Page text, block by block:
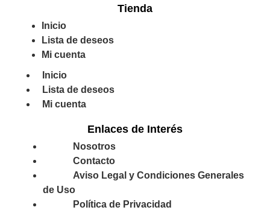
Tienda
Inicio
Lista de deseos
Mi cuenta
Inicio
Lista de deseos
Mi cuenta
Enlaces de Interés
Nosotros
Contacto
Aviso Legal y Condiciones Generales
de Uso
Política de Privacidad